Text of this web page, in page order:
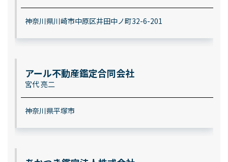
神奈川県川崎市中原区井田中ノ町32-6-201
アール不動産鑑定合同会社
宮代 亮二
神奈川県平塚市